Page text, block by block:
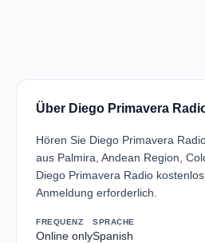
Über Diego Primavera
Hören Sie Diego Primavera
aus Palmira, Andean Region,
Diego Primavera Radio
Anmeldung erforderlich.
FREQUENZ
Online only
SPRACHE
Spanish